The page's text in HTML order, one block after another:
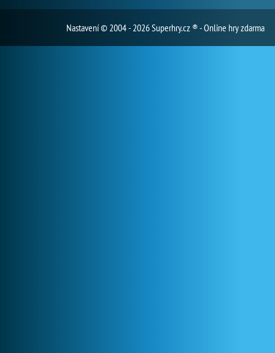
Nastavení© 2004 - 2026 Superhry.cz ® - Online hry zdarma